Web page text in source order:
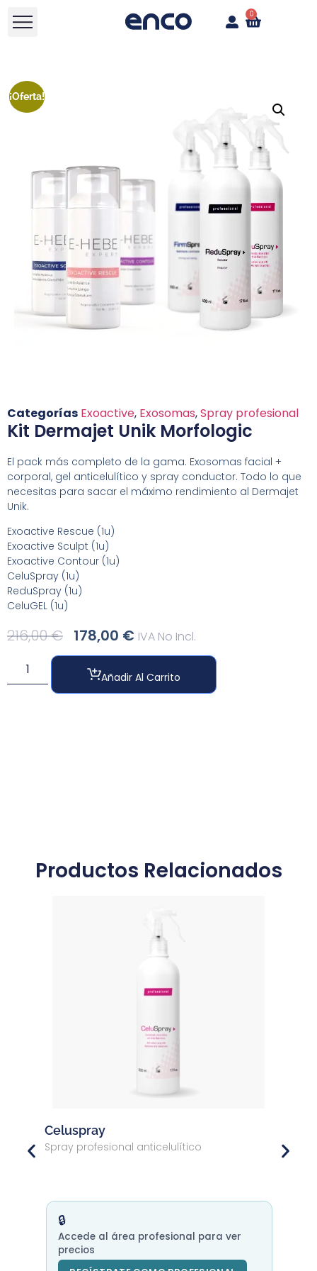
0
¡Oferta!
Categorías Exoactive, Exosomas,Spray profesional
Kit Dermajet Unik Morfologic
El pack más completo de la gama. Exosomas facial +
corporal, gel anticelulítico y spray conductor. Todo lo que
necesitas para sacar el máximo rendimiento al Dermajet
Unik.
Exoactive Rescue (1u)
Exoactive Sculpt (1u)
Exoactive Contour (1u)
CeluSpray (1u)
ReduSpray (1u)
CeluGEL (1u)
216,00€ 178,00 € IVA No Incl.
Añadir Al Carrito
Productos Relacionados
Celuspray
Spray profesional anticelulítico
🔒
Accede al área profesional para ver
precios